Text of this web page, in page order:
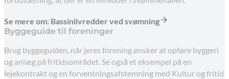
Se mere om: Bassinlivredder ved svømning
Byggeguide til foreninger
Brug byggeguiden, når jeres forening ønsker at opføre byggeri
og anlæg på fritidsområdet. Se også et eksempel på en
lejekontrakt og en forventningsafstemning med Kultur og fritid